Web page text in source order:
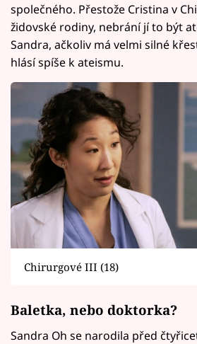
společného. Přestože Cristina v
židovské rodiny, nebrání jí to být
Sandra, ačkoliv má velmi silné
hlásí spíše k ateismu.
Chirurgové III (18)
Baletka, nebo doktorka?
Sandra Oh se narodila před